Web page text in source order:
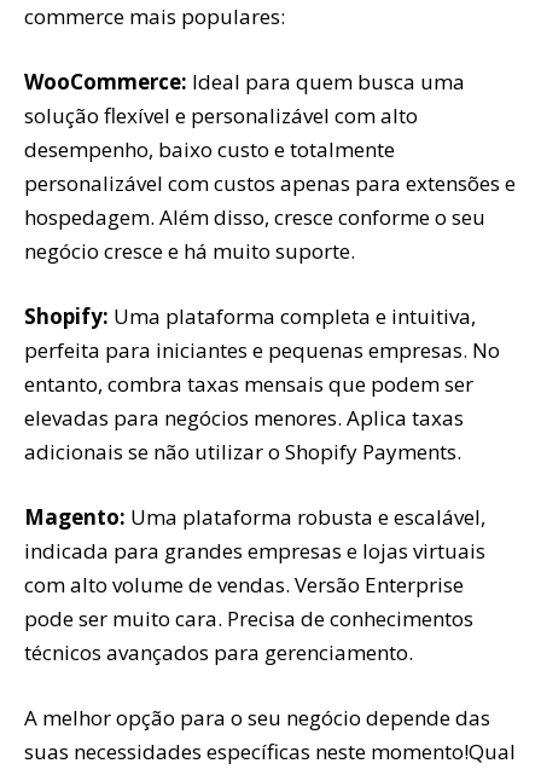
commerce mais populares:
WooCommerce: Ideal para quem busca uma
solução flexível e personalizável com alto
desempenho, baixo custo e totalmente
personalizável com custos apenas para extensões e
hospedagem. Além disso, cresce conforme o seu
negócio cresce e há muito suporte.
Shopify: Uma plataforma completa e intuitiva,
perfeita para iniciantes e pequenas empresas. No
entanto, combra taxas mensais que podem ser
elevadas para negócios menores. Aplica taxas
adicionais se não utilizar o Shopify Payments.
Magento: Uma plataforma robusta e escalável,
indicada para grandes empresas e lojas virtuais
com alto volume de vendas. Versão Enterprise
pode ser muito cara. Precisa de conhecimentos
técnicos avançados para gerenciamento.
A melhor opção para o seu negócio depende das
suas necessidades específicas neste momento!Qual